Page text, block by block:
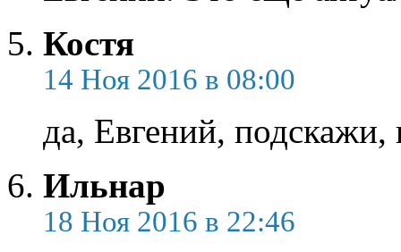
Костя
14 Ноя 2016 в 08:00
да, Евгений, подскажи,
Ильнар
18 Ноя 2016 в 22:46